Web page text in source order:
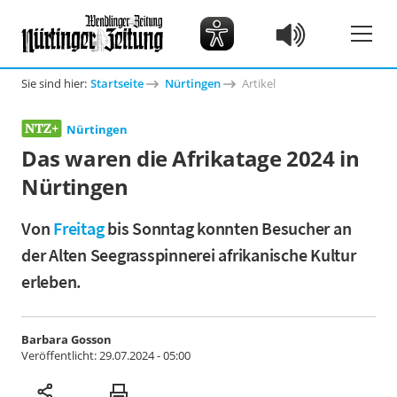
Sie sind hier: Startseite Nürtingen Artikel
Nürtingen
Das waren die Afrikatage 2024 in
Nürtingen
Von Freitagbis Sonntag konnten Besucher an
der Alten Seegrasspinnerei afrikanische Kultur
erleben.
Barbara Gosson
Veröffentlicht:29.07.2024 - 05:00